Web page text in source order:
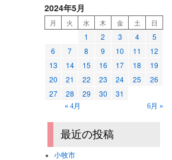
2024年5月
月 火 水 木 金 土 日
1 2 3 4
5
6
7 8 9 10 11
12
13
14 15 16 17 18
19
20
21 22 23 24 25
26
27
28 29 30 31
« 4月 6月 »
最近の投稿
小牧市